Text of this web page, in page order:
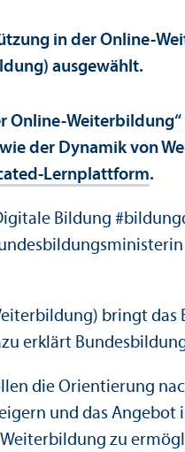
in der Online-
ausgewählt.
Online-
der Dynamik von
Lernplattform.
Bildung
bringt das
erklärt
die Orientierung
und das
zu